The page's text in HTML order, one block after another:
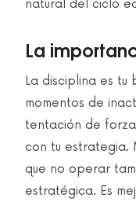
natural del ciclo
La
La disciplina es tu
momentos de
tentación de
con tu estrategia.
que no operar
estratégica. Es